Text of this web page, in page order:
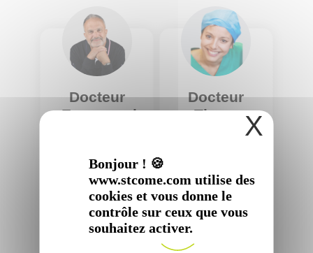
Docteur
Emmanuel
Chirurgie Digestive
son agglomération,
Crépy-en-Valois,
Senlis
Voir
Docteur
Thevy
son agglomération,
Senlis
Voir
X
Bonjour ! 🍪
www.stcome.com utilise des
cookies et vous donne le
contrôle sur ceux que vous
souhaitez activer.